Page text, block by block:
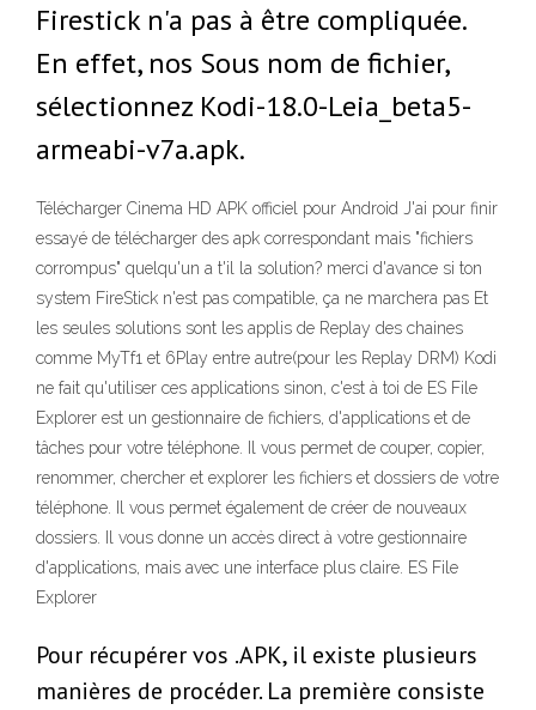
Firestick n'a pas à être compliquée.
En effet, nos Sous nom de fichier,
sélectionnez Kodi-18.0-Leia_beta5-
armeabi-v7a.apk.
Télécharger Cinema HD APK officiel pour Android J'ai pour finir
essayé de télécharger des apk correspondant mais "fichiers
corrompus" quelqu'un a t'il la solution? merci d'avance si ton
system FireStick n'est pas compatible, ça ne marchera pas Et
les seules solutions sont les applis de Replay des chaines
comme MyTf1 et 6Play entre autre(pour les Replay DRM) Kodi
ne fait qu'utiliser ces applications sinon, c'est à toi de ES File
Explorer est un gestionnaire de fichiers, d'applications et de
tâches pour votre téléphone. Il vous permet de couper, copier,
renommer, chercher et explorer les fichiers et dossiers de votre
téléphone. Il vous permet également de créer de nouveaux
dossiers. Il vous donne un accès direct à votre gestionnaire
d'applications, mais avec une interface plus claire. ES File
Explorer
Pour récupérer vos .APK, il existe plusieurs
manières de procéder. La première consiste